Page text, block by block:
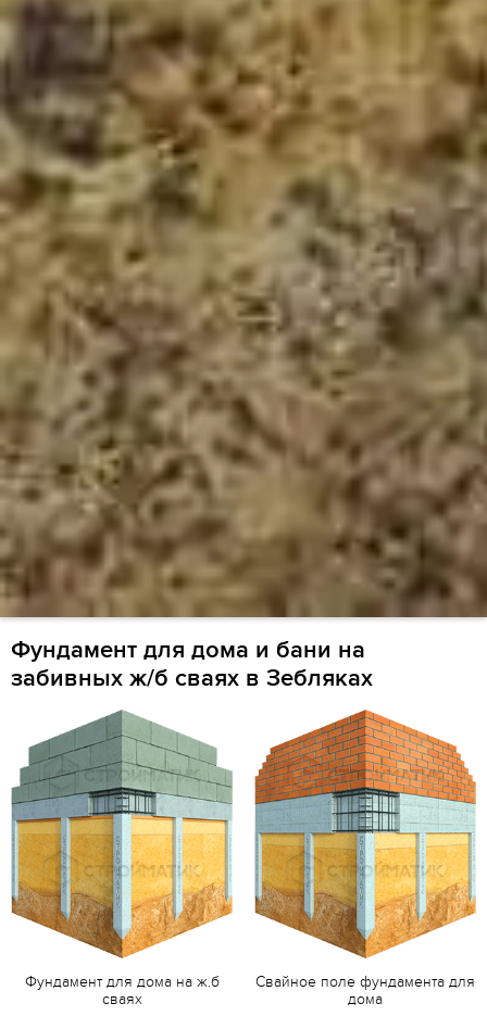
Фундамент для дома и бани на
забивных ж/б сваях в Зебляках
Фундамент для дома на ж.б
сваях
Свайное поле фундамента для
дома